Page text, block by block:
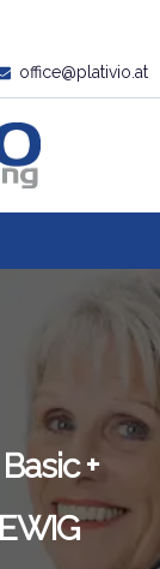
company/
office@plativio.at
Link zu
+